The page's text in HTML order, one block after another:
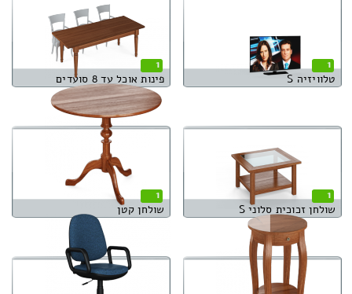
1
טלוויזיה S
1
פינות אוכל עד 8 סועדים
1
שולחן זכוכית סלוני S
1
שולחן קטן